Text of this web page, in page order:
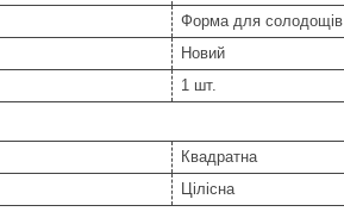
Форма для солодощів
Новий
1 шт.
Квадратна
Цілісна